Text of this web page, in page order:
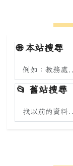
🌐本站搜尋
搜尋本站內容
📂 舊站搜尋
搜尋舊站內容